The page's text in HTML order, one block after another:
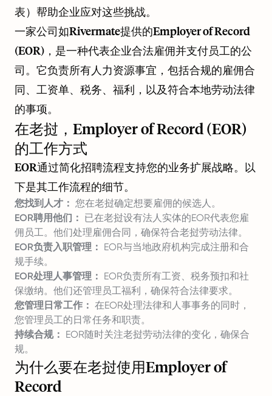
表）帮助企业应对这些挑战。
一家公司如Rivermate提供的Employer of Record
(EOR)，是一种代表企业合法雇佣并支付员工的公
司。它负责所有人力资源事宜，包括合规的雇佣合
同、工资单、税务、福利，以及符合本地劳动法律
的事项。
在老挝，Employer of Record (EOR)
的工作方式
EOR通过简化招聘流程支持您的业务扩展战略。以
下是其工作流程的细节。
您找到人才： 您在老挝确定想要雇佣的候选人。
EOR聘用他们： 已在老挝设有法人实体的EOR代表您雇
佣员工。他们处理雇佣合同，确保符合老挝劳动法律。
EOR负责入职管理： EOR与当地政府机构完成注册和合
规手续。
EOR处理人事管理： EOR负责所有工资、税务预扣和社
保缴纳。他们还管理员工福利，确保符合法律要求。
您管理日常工作： 在EOR处理法律和人事事务的同时，
您管理员工的日常任务和职责。
持续合规： EOR随时关注老挝劳动法律的变化，确保合
规。
为什么要在老挝使用Employer of
Record